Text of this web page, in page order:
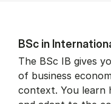
BSc in
The BSc IB gives
of business
context. You learn